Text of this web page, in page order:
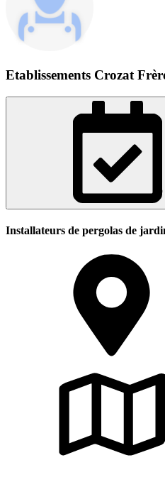
Etablissements Crozat
Installateurs de pergolas de